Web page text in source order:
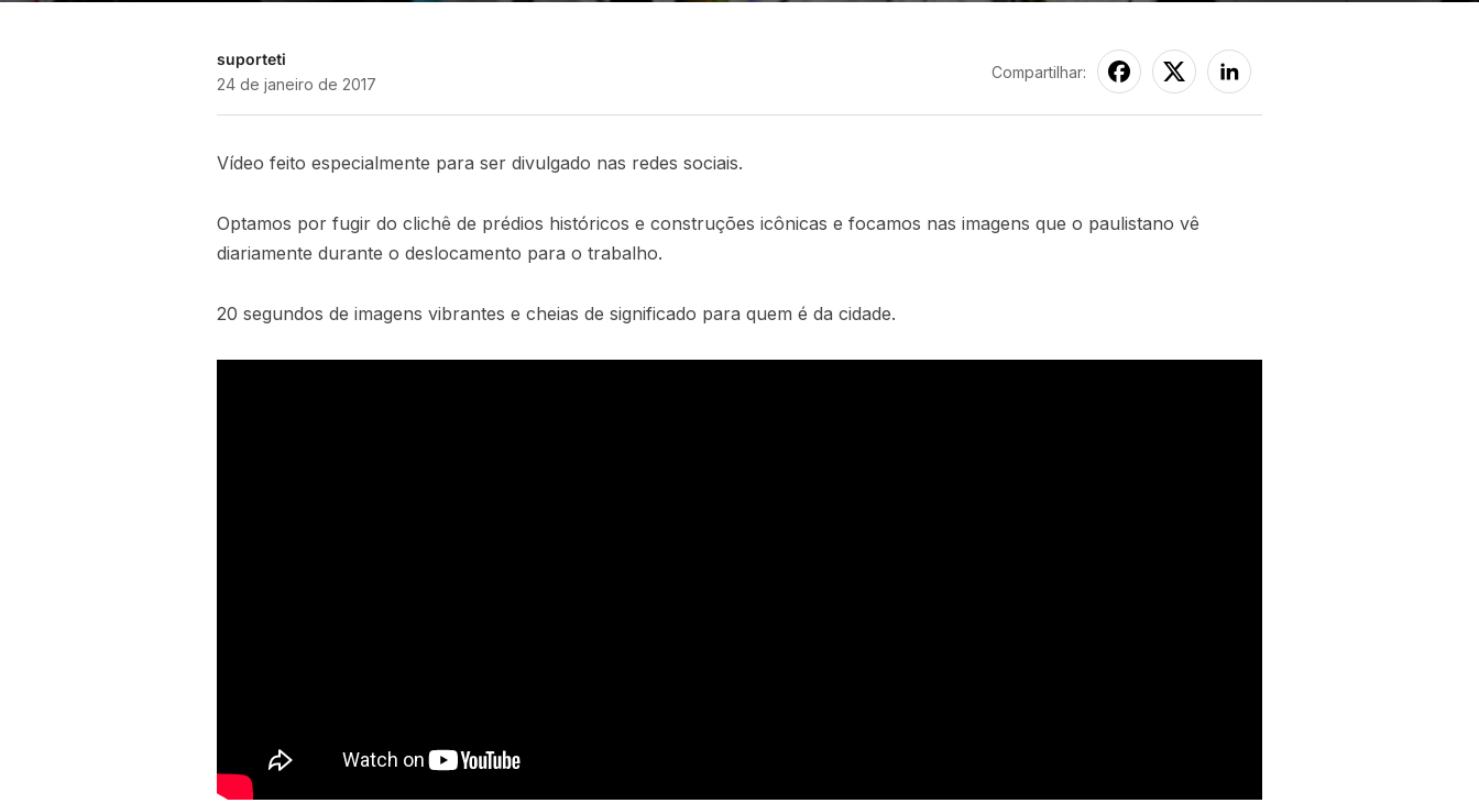
suporteti
24 de janeiro de 2017
Compartilhar:
Vídeo feito especialmente para ser divulgado nas redes sociais.
Optamos por fugir do clichê de prédios históricos e construções icônicas e focamos nas imagens que o paulistano vê
diariamente durante o deslocamento para o trabalho.
20 segundos de imagens vibrantes e cheias de significado para quem é da cidade.